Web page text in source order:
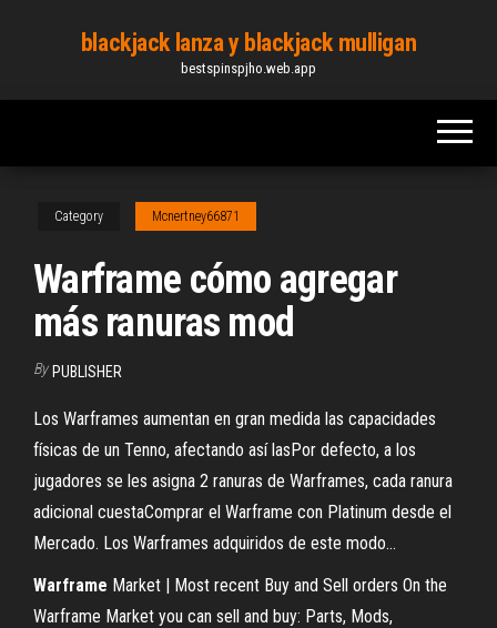
content
blackjack lanza y blackjack mulligan
bestspinspjho.web.app
Category Mcnertney66871
Warframe cómo agregar
más ranuras mod
By PUBLISHER
Los Warframes aumentan en gran medida las capacidades
físicas de un Tenno, afectando así lasPor defecto, a los
jugadores se les asigna 2 ranuras de Warframes, cada ranura
adicional cuestaComprar el Warframe con Platinum desde el
Mercado. Los Warframes adquiridos de este modo...
Warframe Market | Most recent Buy and Sell orders On the
Warframe Market you can sell and buy: Parts, Mods,